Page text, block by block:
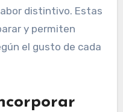
distintivo. Estas
y permiten
el gusto de cada